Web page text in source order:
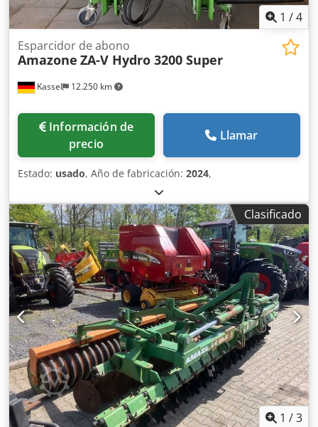
1 /4
Kassel 12.250 km
Esparcidor de abono
Amazone ZA-V Hydro 3200 Super
Información de
precio
Llamar
Estado: usado, Año de fabricación: 2024,
Clasificado
1 /3